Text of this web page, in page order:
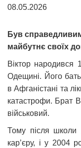
08.05.2026
Був
майбутнє своїх
Віктор народився
Одещині. Його
в Афганістані та
катастрофи. Брат
військовий.
Тому після школи
кар’єру, і у 2004